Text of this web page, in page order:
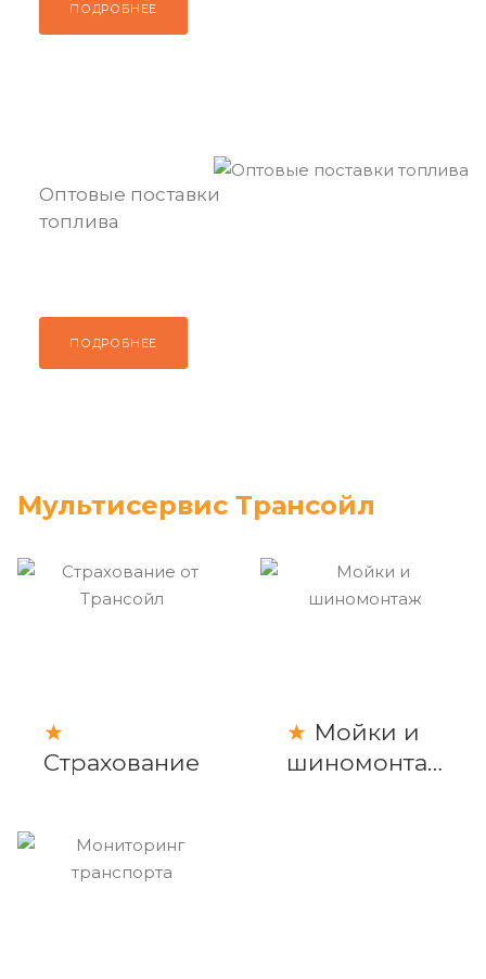
ПОДРОБНЕЕ
Оптовые поставки
топлива
ПОДРОБНЕЕ
Мультисервис Трансойл
★
Страхование
★ Мойки и
шиномонтаж